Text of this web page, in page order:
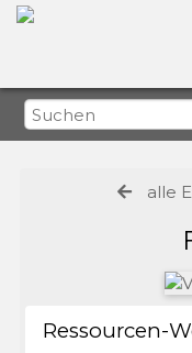
alle
Ressourcen-